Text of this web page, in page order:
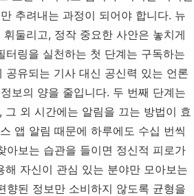
추려내는 과정이 되어야 합니다. 뉴
둘리고, 정작 중요한 사안은 놓치게
링을 실천하는 첫 단계는 구독하는
공유되는 기사 대신 공신력 있는 언론
보의 양을 줄입니다. 두 번째 단계는
외 시간에는 알림을 끄는 방법이 효
앱 알림 때문에 하루에도 수십 번씩
아보는 습관을 들이면 정신적 피로가
자신이 관심 있는 분야만 모아보는
향된 정보만 소비하지 않도록 균형을